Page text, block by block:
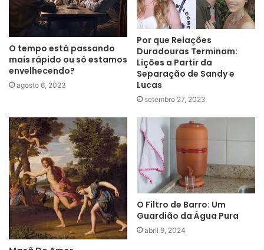
O tempo está passando
mais rápido ou só estamos
envelhecendo?
agosto 6, 2023
Por que Relações
Duradouras Terminam:
Lições a Partir da
Separação de Sandy e
Lucas
setembro 27, 2023
O Filtro de Barro: Um
Guardião da Água Pura
abril 9, 2024